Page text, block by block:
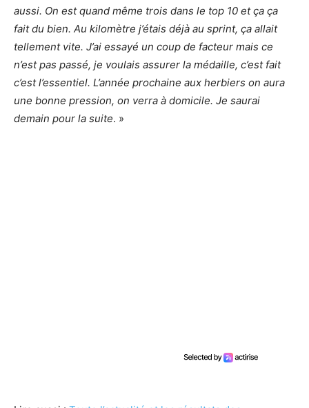
aussi. On est quand même trois dans le top 10 et ça ça
fait du bien. Au kilomètre j’étais déjà au sprint, ça allait
tellement vite. J’ai essayé un coup de facteur mais ce
n’est pas passé, je voulais assurer la médaille, c’est fait
c’est l’essentiel. L’année prochaine aux herbiers on aura
une bonne pression, on verra à domicile. Je saurai
demain pour la suite. »